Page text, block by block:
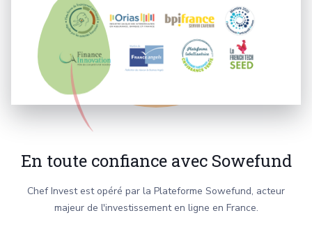
En toute confiance avec Sowefund
Chef Invest est opéré par la Plateforme Sowefund, acteur
majeur de l'investissement en ligne en France.